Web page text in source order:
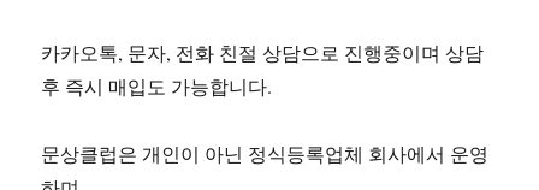
카카오톡, 문자, 전화 친절 상담으로 진행중이며 상담
후 즉시 매입도 가능합니다.
문상클럽은 개인이 아닌 정식등록업체 회사에서 운영